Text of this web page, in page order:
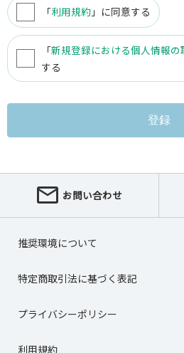
「利用規約 」に同意する
「新規登録における個人情報の
する
登録
お問い合わせ
推奨環境について
特定商取引法に基づく表記
プライバシーポリシー
利用規約